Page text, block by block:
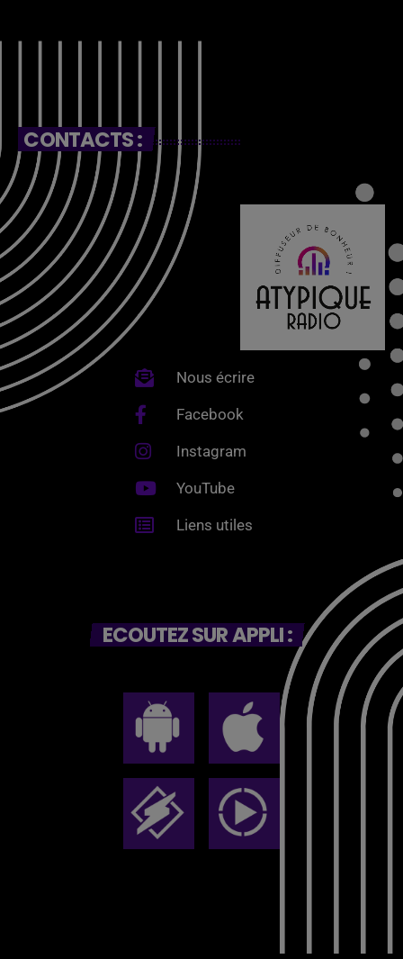
CONTACTS :
Nous écrire
Facebook
Instagram
YouTube
Liens utiles
ECOUTEZ SUR APPLI :